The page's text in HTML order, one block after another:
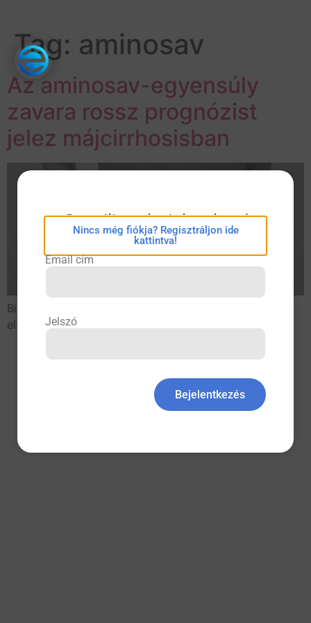
Tag: aminosav
Az aminosav-egyensúly
zavara rossz prognózist
jelez májcirrhosisban
Bizonyos aminosavak fiziológiás szintektől való
eltérései ronthatják a májcirrhosis kimenetelét.
All rights reserved
eConsilium bejelentkezés
Nincs még fiókja? Regisztráljon ide
kattintva!
Email cím
Jelszó
Bejelentkezés